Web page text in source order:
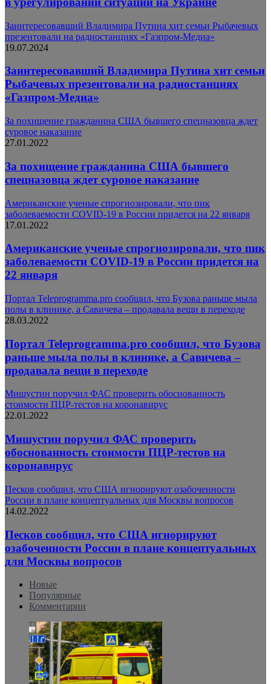
Заинтересовавший Владимира Путина хит семьи Рыбачевых
презентовали на радиостанциях «Газпром-Медиа»
19.07.2024
Заинтересовавший Владимира Путина хит семьи
Рыбачевых презентовали на радиостанциях
«Газпром-Медиа»
За похищение гражданина США бывшего спецназовца ждет
суровое наказание
27.01.2022
За похищение гражданина США бывшего
спецназовца ждет суровое наказание
Американские ученые спрогнозировали, что пик
заболеваемости COVID-19 в России придется на 22 января
17.01.2022
Американские ученые спрогнозировали, что пик
заболеваемости COVID-19 в России придется на
22 января
Портал Teleprogramma.pro сообщил, что Бузова раньше мыла
полы в клинике, а Савичева – продавала вещи в переходе
28.03.2022
Портал Teleprogramma.pro сообщил, что Бузова
раньше мыла полы в клинике, а Савичева –
продавала вещи в переходе
Мишустин поручил ФАС проверить обоснованность
стоимости ПЦР-тестов на коронавирус
22.01.2022
Мишустин поручил ФАС проверить
обоснованность стоимости ПЦР-тестов на
коронавирус
Песков сообщил, что США игнорируют озабоченности
России в плане концептуальных для Москвы вопросов
14.02.2022
Песков сообщил, что США игнорируют
озабоченности России в плане концептуальных
для Москвы вопросов
Новые
Популярные
Комментарии